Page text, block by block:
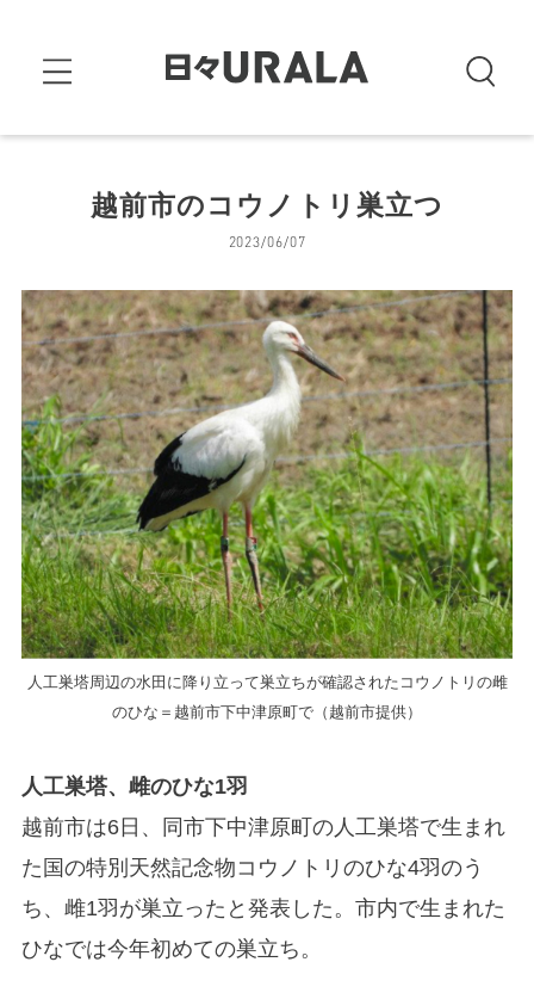
越前市のコウノトリ巣立つ
2023/06/07
人工巣塔周辺の水田に降り立って巣立ちが確認されたコウノトリの雌
のひな＝越前市下中津原町で（越前市提供）
人工巣塔、雌のひな1羽
越前市は6日、同市下中津原町の人工巣塔で生まれ
た国の特別天然記念物コウノトリのひな4羽のう
ち、雌1羽が巣立ったと発表した。市内で生まれた
ひなでは今年初めての巣立ち。